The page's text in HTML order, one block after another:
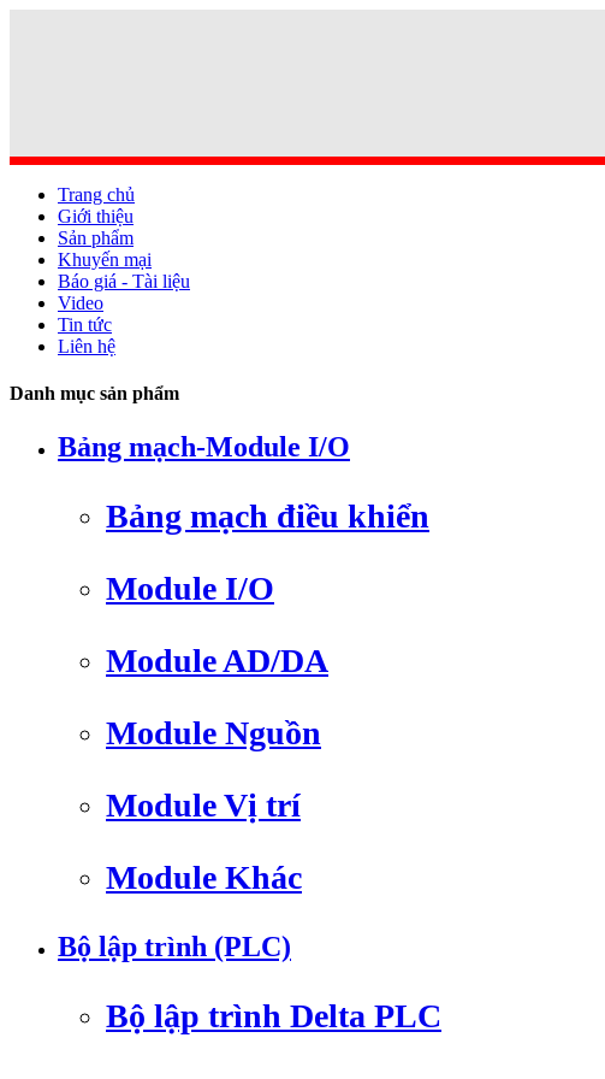
Trang chủ
Giới thiệu
Sản phẩm
Khuyến mại
Báo giá - Tài liệu
Video
Tin tức
Liên hệ
Danh mục sản phẩm
Bảng mạch-Module I/O
Bảng mạch điều khiển
Module I/O
Module AD/DA
Module Nguồn
Module Vị trí
Module Khác
Bộ lập trình (PLC)
Bộ lập trình Delta PLC